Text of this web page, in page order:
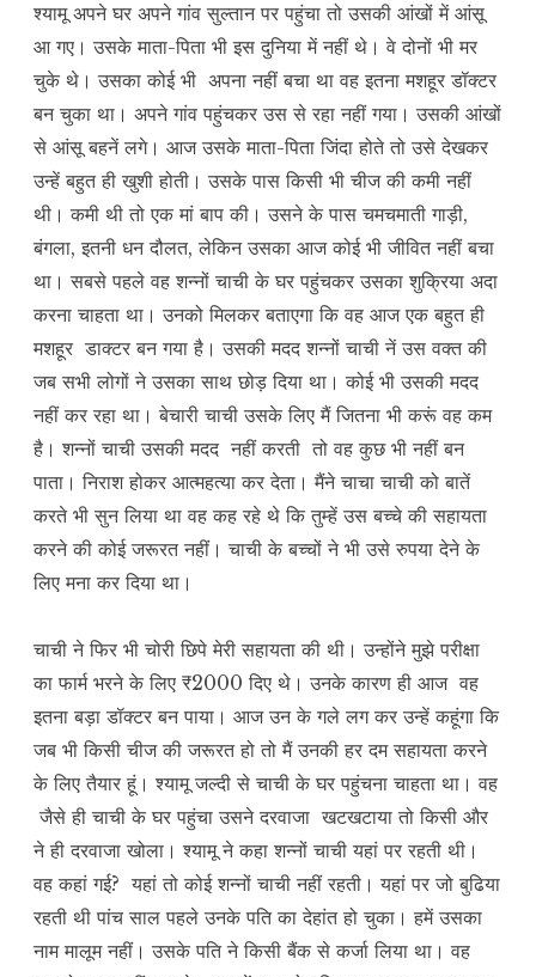
श्यामू अपने घर अपने गांव सुल्तान पर पहुंचा तो उसकी आंखों में आंसू
आ गए। उसके माता-पिता भी इस दुनिया में नहीं थे। वे दोनों भी मर
चुके थे। उसका कोई भी अपना नहीं बचा था वह इतना मशहूर डॉक्टर
बन चुका था। अपने गांव पहुंचकर उस से रहा नहीं गया। उसकी आंखों
से आंसू बहनें लगे। आज उसके माता-पिता जिंदा होते तो उसे देखकर
उन्हें बहुत ही खुशी होती। उसके पास किसी भी चीज की कमी नहीं
थी। कमी थी तो एक मां बाप की। उसने के पास चमचमाती गाड़ी,
बंगला, इतनी धन दौलत, लेकिन उसका आज कोई भी जीवित नहीं बचा
था। सबसे पहले वह शन्नों चाची के घर पहुंचकर उसका शुक्रिया अदा
करना चाहता था। उनको मिलकर बताएगा कि वह आज एक बहुत ही
मशहूर डाक्टर बन गया है। उसकी मदद शन्नों चाची नें उस वक्त की
जब सभी लोगों ने उसका साथ छोड़ दिया था। कोई भी उसकी मदद
नहीं कर रहा था। बेचारी चाची उसके लिए मैं जितना भी करूं वह कम
है। शन्नों चाची उसकी मदद नहीं करती तो वह कुछ भी नहीं बन
पाता। निराश होकर आत्महत्या कर देता। मैंने चाचा चाची को बातें
करते भी सुन लिया था वह कह रहे थे कि तुम्हें उस बच्चे की सहायता
करने की कोई जरूरत नहीं। चाची के बच्चों ने भी उसे रुपया देने के
लिए मना कर दिया था।
चाची ने फिर भी चोरी छिपे मेरी सहायता की थी। उन्होंने मुझे परीक्षा
का फार्म भरने के लिए ₹2000 दिए थे। उनके कारण ही आज वह
इतना बड़ा डॉक्टर बन पाया। आज उन के गले लग कर उन्हें कहूंगा कि
जब भी किसी चीज की जरूरत हो तो मैं उनकी हर दम सहायता करने
के लिए तैयार हूं। श्यामू जल्दी से चाची के घर पहुंचना चाहता था। वह
जैसे ही चाची के घर पहुंचा उसने दरवाजा खटखटाया तो किसी और
ने ही दरवाजा खोला। श्यामू ने कहा शन्नों चाची यहां पर रहती थी।
वह कहां गई? यहां तो कोई शन्नों चाची नहीं रहती। यहां पर जो बुढिया
रहती थी पांच साल पहले उनके पति का देहांत हो चुका। हमें उसका
नाम मालूम नहीं। उसके पति ने किसी बैंक से कर्जा लिया था। वह